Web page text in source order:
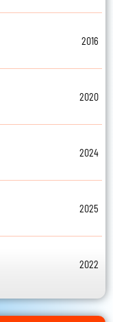
2016
2020
2024
2025
2022